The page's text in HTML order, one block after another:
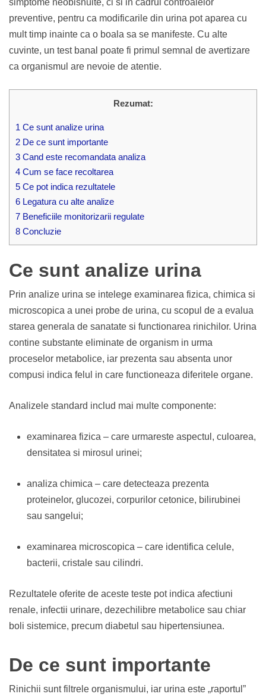
simptome neobisnuite, ci si in cadrul controalelor
preventive, pentru ca modificarile din urina pot aparea cu
mult timp inainte ca o boala sa se manifeste. Cu alte
cuvinte, un test banal poate fi primul semnal de avertizare
ca organismul are nevoie de atentie.
Rezumat:
1 Ce sunt analize urina
2 De ce sunt importante
3 Cand este recomandata analiza
4 Cum se face recoltarea
5 Ce pot indica rezultatele
6 Legatura cu alte analize
7 Beneficiile monitorizarii regulate
8 Concluzie
Ce sunt analize urina
Prin analize urina se intelege examinarea fizica, chimica si
microscopica a unei probe de urina, cu scopul de a evalua
starea generala de sanatate si functionarea rinichilor. Urina
contine substante eliminate de organism in urma
proceselor metabolice, iar prezenta sau absenta unor
compusi indica felul in care functioneaza diferitele organe.
Analizele standard includ mai multe componente:
examinarea fizica – care urmareste aspectul, culoarea,
densitatea si mirosul urinei;
analiza chimica – care detecteaza prezenta
proteinelor, glucozei, corpurilor cetonice, bilirubinei
sau sangelui;
examinarea microscopica – care identifica celule,
bacterii, cristale sau cilindri.
Rezultatele oferite de aceste teste pot indica afectiuni
renale, infectii urinare, dezechilibre metabolice sau chiar
boli sistemice, precum diabetul sau hipertensiunea.
De ce sunt importante
Rinichii sunt filtrele organismului, iar urina este „raportul”